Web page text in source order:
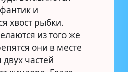
и
хвост рыбки.
из того же
они в месте
частей